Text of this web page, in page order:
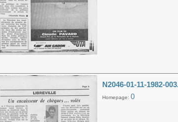
N2046-01-11-1982-
Homepage: 0